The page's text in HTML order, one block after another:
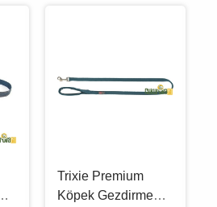
Trixie Premium
Köpek Gezdirme